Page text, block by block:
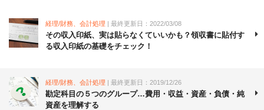
経理/財務、会計処理 | 最終更新日：2022/03/08
その収入印紙、実は貼らなくていいかも？領収書に貼付す
る収入印紙の基礎をチェック！
経理/財務、会計処理 | 最終更新日：2019/12/26
勘定科目の５つのグループ…費用・収益・資産・負債・純
資産を理解する